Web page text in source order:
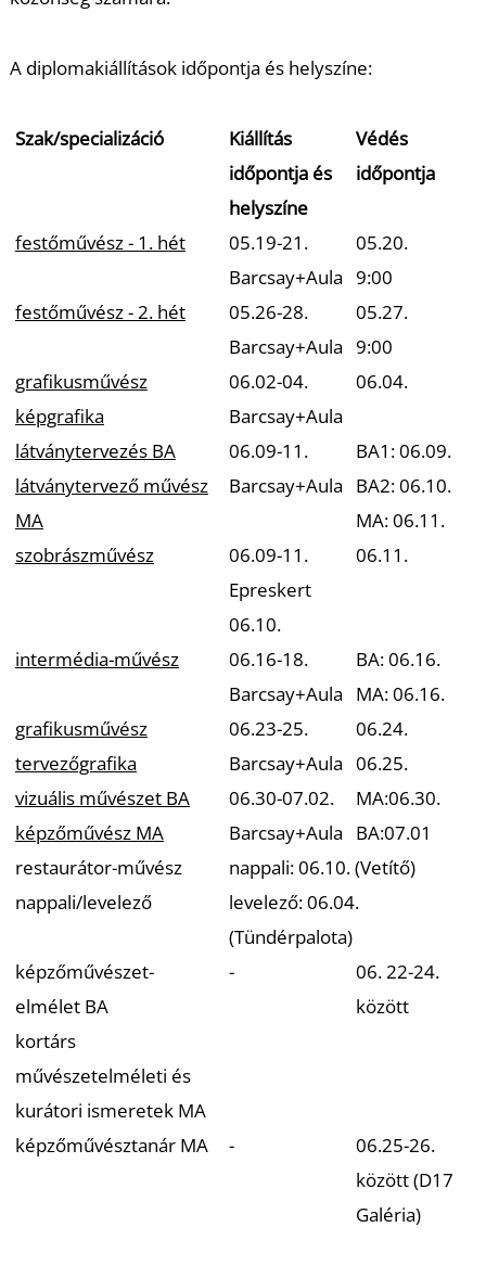
A diplomakiállítások időpontja és helyszíne:
Szak/specializáció
Kiállítás
időpontja és
helyszíne
Védés
időpontja
festőművész - 1. hét
05.19-21.
Barcsay+Aula
05.20.
9:00
festőművész - 2. hét
05.26-28.
Barcsay+Aula
05.27.
9:00
grafikusművész
képgrafika
06.02-04.
Barcsay+Aula
06.04.
látványtervezés BA
látványtervező művész
MA
06.09-11.
Barcsay+Aula
BA1: 06.09.
BA2: 06.10.
MA: 06.11.
szobrászművész
06.09-11.
Epreskert
06.10.
06.11.
intermédia-művész
06.16-18.
Barcsay+Aula
BA: 06.16.
MA: 06.16.
grafikusművész
tervezőgrafika
06.23-25.
Barcsay+Aula
06.24.
06.25.
vizuális művészet BA
képzőművész MA
06.30-07.02.
Barcsay+Aula
MA:06.30.
BA:07.01
restaurátor-művész
nappali/levelező
nappali: 06.10. (Vetítő)
levelező: 06.04.
(Tündérpalota)
képzőművészet-
elmélet BA
kortárs
művészetelméleti és
kurátori ismeretek MA
-
06. 22-24.
között
képzőművésztanár MA -
06.25-26.
között (D17
Galéria)